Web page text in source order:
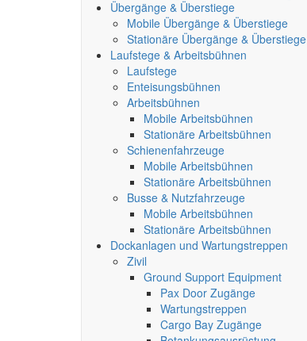
Übergänge & Überstiege
Mobile Übergänge & Überstiege
Stationäre Übergänge & Überstiege
Laufstege & Arbeitsbühnen
Laufstege
Enteisungsbühnen
Arbeitsbühnen
Mobile Arbeitsbühnen
Stationäre Arbeitsbühnen
Schienenfahrzeuge
Mobile Arbeitsbühnen
Stationäre Arbeitsbühnen
Busse & Nutzfahrzeuge
Mobile Arbeitsbühnen
Stationäre Arbeitsbühnen
Dockanlagen und Wartungstreppen
Zivil
Ground Support Equipment
Pax Door Zugänge
Wartungstreppen
Cargo Bay Zugänge